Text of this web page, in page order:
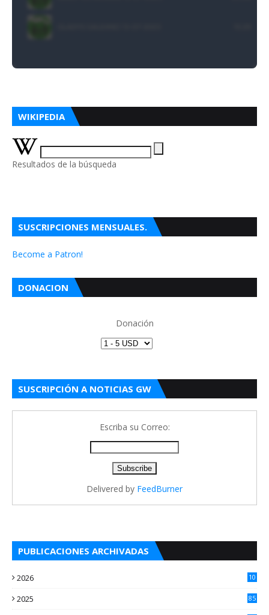
WIKIPEDIA
Resultados de la búsqueda
SUSCRIPCIONES MENSUALES.
Become a Patron!
DONACION
Donación
SUSCRIPCIÓN A NOTICIAS GW
Escriba su Correo:
Delivered by FeedBurner
PUBLICACIONES ARCHIVADAS
2026
10
2025 85